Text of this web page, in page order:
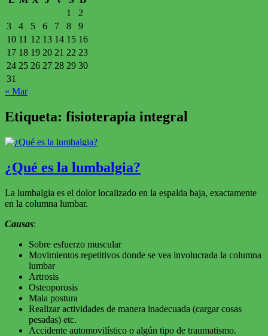
1
2
3
4 5 6 7 8
9
10 11 12 13 14 15 16
17 18 19 20 21 22 23
24 25 26 27 28 29 30
31
« Mar
Etiqueta: fisioterapia integral
¿Qué es la lumbalgia?
La lumbalgia es el dolor localizado en la espalda baja, exactamente
en la columna lumbar.
Causas:
Sobre esfuerzo muscular
Movimientos repetitivos donde se vea involucrada la columna
lumbar
Artrosis
Osteoporosis
Mala postura
Realizar actividades de manera inadecuada (cargar cosas
pesadas) etc.
Accidente automovilístico o algún tipo de traumatismo.